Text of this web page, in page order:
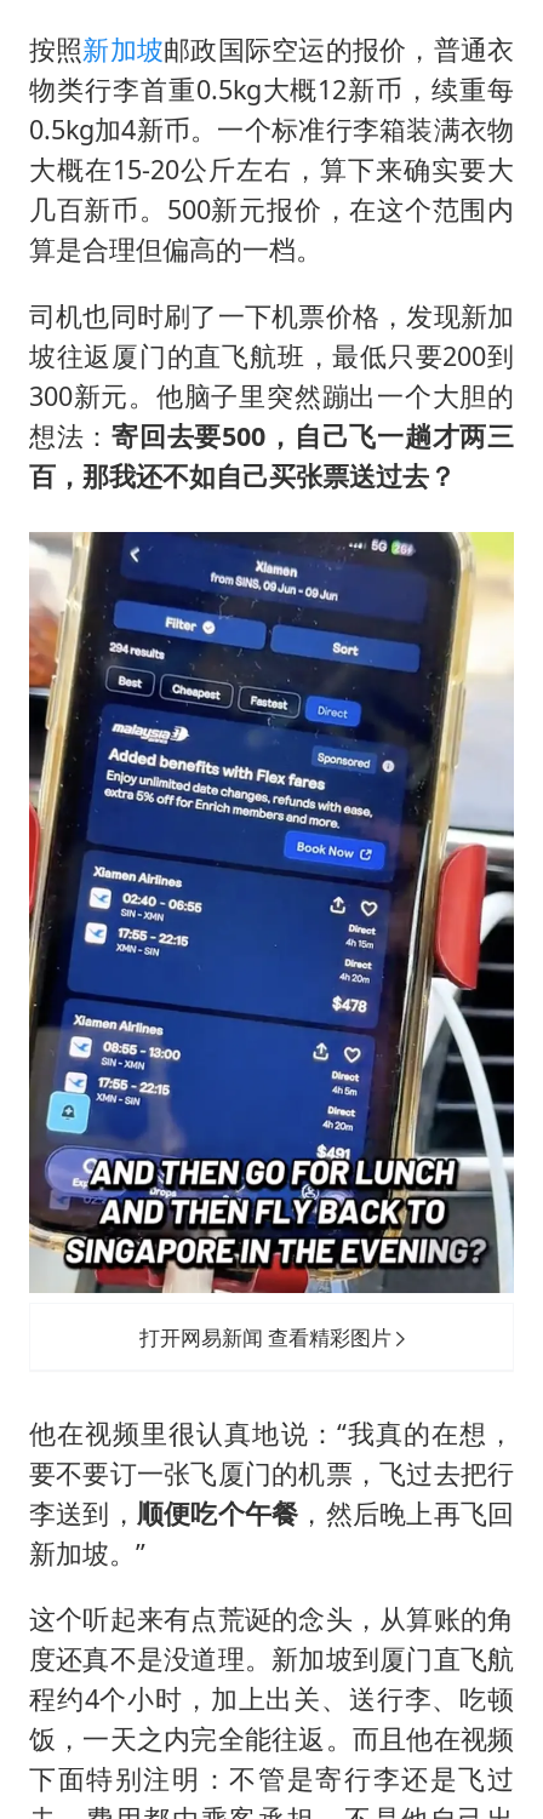
按照新加坡邮政国际空运的报价，普通衣
物类行李首重0.5kg大概12新币，续重每
0.5kg加4新币。一个标准行李箱装满衣物
大概在15-20公斤左右，算下来确实要大
几百新币。500新元报价，在这个范围内
算是合理但偏高的一档。
司机也同时刷了一下机票价格，发现新加
坡往返厦门的直飞航班，最低只要200到
300新元。他脑子里突然蹦出一个大胆的
想法：寄回去要500，自己飞一趟才两三
百，那我还不如自己买张票送过去？
打开网易新闻 查看精彩图片
他在视频里很认真地说：“我真的在想，
要不要订一张飞厦门的机票，飞过去把行
李送到， 顺便吃个午餐 ，然后晚上再飞回
新加坡。”
这个听起来有点荒诞的念头，从算账的角
度还真不是没道理。新加坡到厦门直飞航
程约4个小时，加上出关、送行李、吃顿
饭，一天之内完全能往返。而且他在视频
下面特别注明：不管是寄行李还是飞过